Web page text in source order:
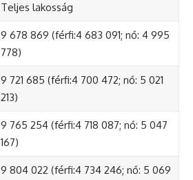
Teljes lakosság
9 678 869 (férfi:4 683 091; nő: 4 995
778)
9 721 685 (férfi:4 700 472; nő: 5 021
213)
9 765 254 (férfi:4 718 087; nő: 5 047
167)
9 804 022 (férfi:4 734 246; nő: 5 069